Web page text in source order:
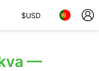
$USD
—